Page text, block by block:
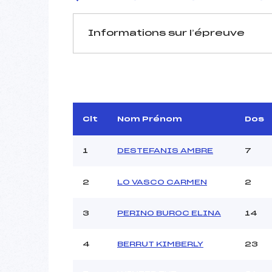
Informations sur l’épreuve
Arbitre :
Assistant :
MANCHE 1
Heure de départ :
Ouvreurs A :
Clt Nom Prénom Dos
1 DESTEFANIS AMBRE 7
2 LO VASCO CARMEN 2
3 PERINO BUROC ELINA 14
4 BERRUT KIMBERLY 23